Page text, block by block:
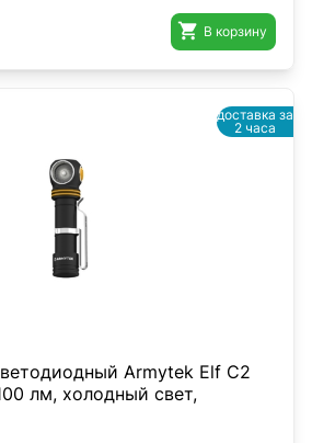
 В корзину
Armytek Elf C2
лм, холодный свет,
доставка за
2 часа